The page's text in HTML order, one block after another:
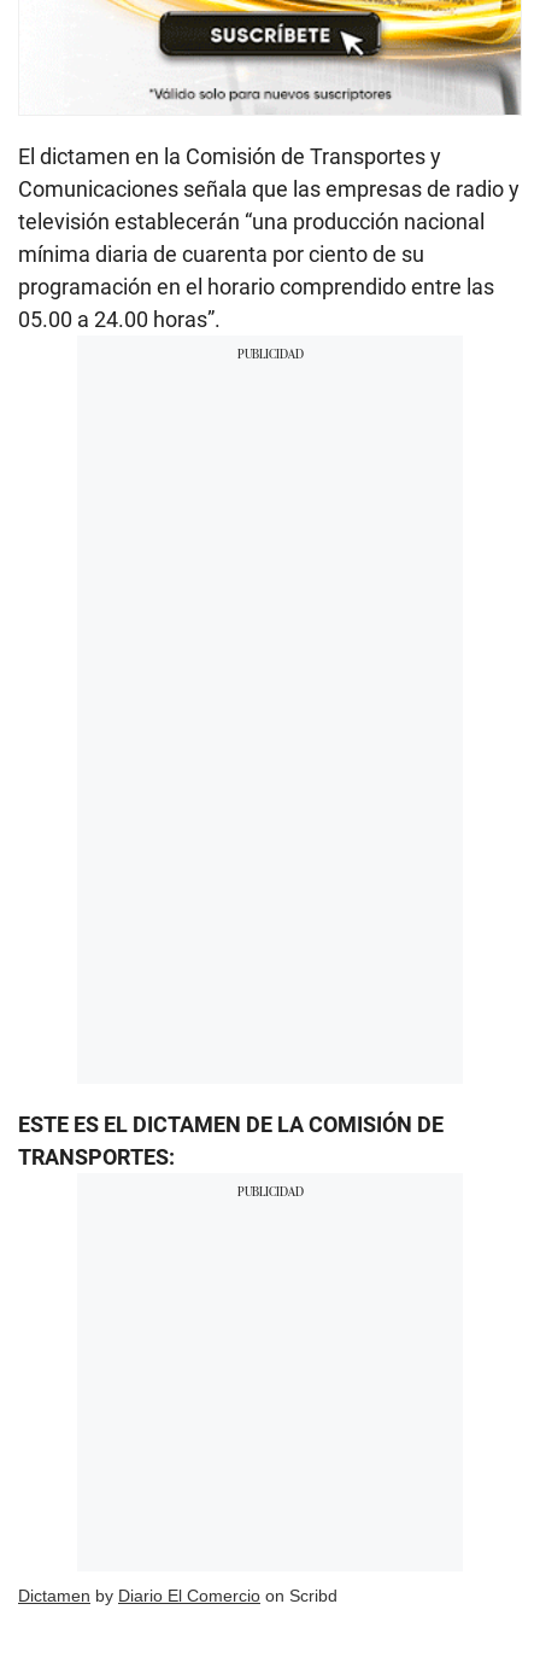
El dictamen en la Comisión de Transportes y
Comunicaciones señala que las empresas de radio y
televisión establecerán “una producción nacional
mínima diaria de cuarenta por ciento de su
programación en el horario comprendido entre las
05.00 a 24.00 horas”.
ESTE ES EL DICTAMEN DE LA COMISIÓN DE
TRANSPORTES:
Dictamen by Diario El Comercio on Scribd